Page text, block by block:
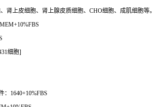
上皮细胞、肾上腺皮质细胞、CHO细胞、成肌细胞等。
细胞]
1640+10%FBS